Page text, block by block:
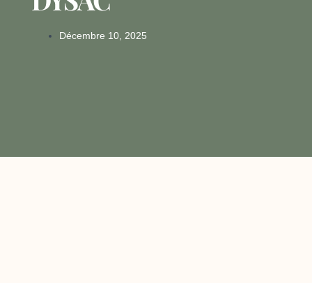
Décembre 10, 2025